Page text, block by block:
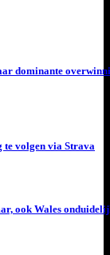
dominante
te volgen via Strava
ook Wales